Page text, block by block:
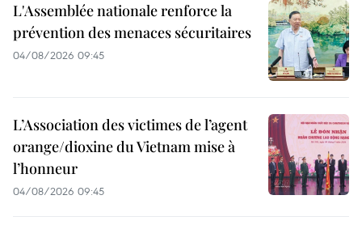
L'Assemblée nationale renforce la
prévention des menaces sécuritaires
04/08/2026 09:45
L’Association des victimes de l’agent
orange/dioxine du Vietnam mise à
l’honneur
04/08/2026 09:45